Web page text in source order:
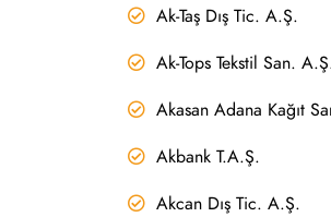
Ak-Taş Dış Tic. A.Ş.
Ak-Tops Tekstil San.
Akasan Adana Kağıt
Akbank T.A.Ş.
Akcan Dış Tic. A.Ş.